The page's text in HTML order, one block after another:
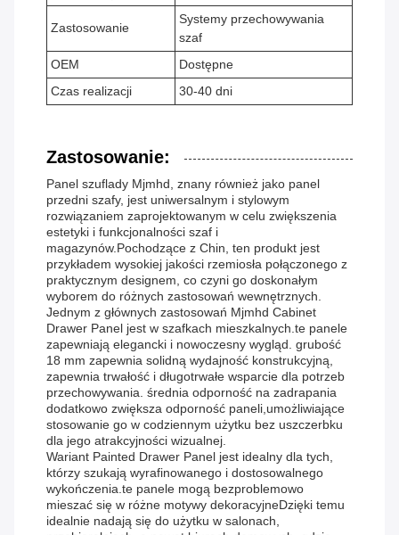
Zastosowanie
Systemy przechowywania
szaf
OEM
Dostępne
Czas realizacji
30-40 dni
Zastosowanie:
Panel szuflady Mjmhd, znany również jako panel
przedni szafy, jest uniwersalnym i stylowym
rozwiązaniem zaprojektowanym w celu zwiększenia
estetyki i funkcjonalności szaf i
magazynów.Pochodzące z Chin, ten produkt jest
przykładem wysokiej jakości rzemiosła połączonego z
praktycznym designem, co czyni go doskonałym
wyborem do różnych zastosowań wewnętrznych.
Jednym z głównych zastosowań Mjmhd Cabinet
Drawer Panel jest w szafkach mieszkalnych.te panele
zapewniają elegancki i nowoczesny wygląd. grubość
18 mm zapewnia solidną wydajność konstrukcyjną,
zapewnia trwałość i długotrwałe wsparcie dla potrzeb
przechowywania. średnia odporność na zadrapania
dodatkowo zwiększa odporność paneli,umożliwiające
stosowanie go w codziennym użytku bez uszczerbku
dla jego atrakcyjności wizualnej.
Wariant Painted Drawer Panel jest idealny dla tych,
którzy szukają wyrafinowanego i dostosowalnego
wykończenia.te panele mogą bezproblemowo
mieszać się w różne motywy dekoracyjneDzięki temu
idealnie nadają się do użytku w salonach,